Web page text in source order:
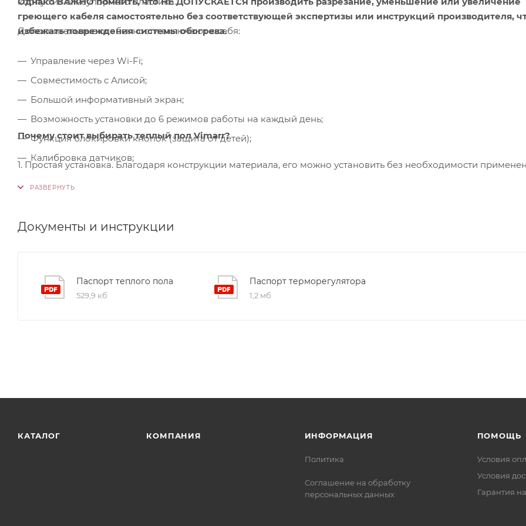
греющего кабеля самостоятельно без соответствующей экспертизы или инструкций производителя,
избежать повреждения системы обогрева.
Дополнительные особенности включают в себя:
Управление через Wi-Fi;
Совместимость с Алисой;
Большой информативный экран;
Возможность установки до 6 режимов работы на каждый день;
Функция блокировки кнопок (защита от детей);
Калибровка датчиков;
Почему стоит выбирать теплый пол Vimarr?
1. Простая установка. Благодаря конструкции материала, его можно установить без необходимости
затраты на монтаж остаются минимальными, делая повседневную жизнь более уютной и теплой.
коттедже или доме.
Документы и инструкции
Паспорт теплого пола
529,9 кб
Паспорт терморегулятора
1,2 мб
КАТАЛОГ КОМПАНИЯ ИНФОРМАЦИЯ
Политика
Соглашение на обработку
персональных данных
ПОМОЩЬ
Условия
Условия
Гарантия